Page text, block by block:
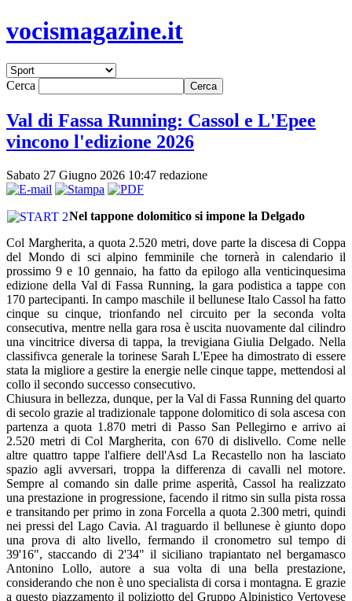
vocismagazine.it
Cerca
Val di Fassa Running: Cassol e L'Epee
vincono l'edizione 2026
Sabato 27 Giugno 2026 10:47 redazione
Nel tappone dolomitico si impone la Delgado
Col Margherita, a quota 2.520 metri, dove parte la discesa di Coppa
del Mondo di sci alpino femminile che tornerà in calendario il
prossimo 9 e 10 gennaio, ha fatto da epilogo alla venticinquesima
edizione della Val di Fassa Running, la gara podistica a tappe con
170 partecipanti. In campo maschile il bellunese Italo Cassol ha fatto
cinque su cinque, trionfando nel circuito per la seconda volta
consecutiva, mentre nella gara rosa è uscita nuovamente dal cilindro
una vincitrice diversa di tappa, la trevigiana Giulia Delgado. Nella
classifivca generale la torinese Sarah L'Epee ha dimostrato di essere
stata la migliore a gestire la energie nelle cinque tappe, mettendosi al
collo il secondo successo consecutivo.
Chiusura in bellezza, dunque, per la Val di Fassa Running del quarto
di secolo grazie al tradizionale tappone dolomitico di sola ascesa con
partenza a quota 1.870 metri di Passo San Pellegirno e arrivo ai
2.520 metri di Col Margherita, con 670 di dislivello. Come nelle
altre quattro tappe l'alfiere dell'Asd La Recastello non ha lasciato
spazio agli avversari, troppa la differenza di cavalli nel motore.
Sempre al comando sin dalle prime asperità, Cassol ha realizzato
una prestazione in progressione, facendo il ritmo sin sulla pista rossa
e transitando per primo in zona Forcella a quota 2.300 metri, quindi
nei pressi del Lago Cavia. Al traguardo il bellunese è giunto dopo
una prova di alto livello, fermando il cronometro sul tempo di
39'16", staccando di 2'34" il siciliano trapiantato nel bergamasco
Antonino Lollo, autore a sua volta di una bella prestazione,
considerando che non è uno specialista di corsa i montagna. E grazie
a questo piazzamento il poliziotto del Gruppo Alpinistico Vertovese